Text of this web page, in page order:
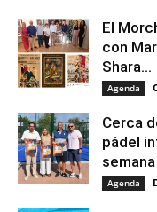
El
con
Shara...
Agenda
Cerca
pádel
Agenda